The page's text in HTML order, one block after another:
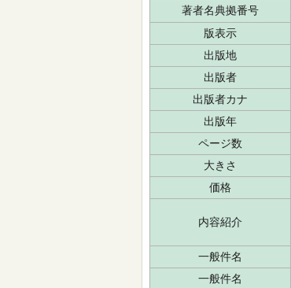
著者名典拠番号
版表示
出版地
出版者
出版者カナ
出版年
ページ数
大きさ
価格
内容紹介
一般件名
一般件名